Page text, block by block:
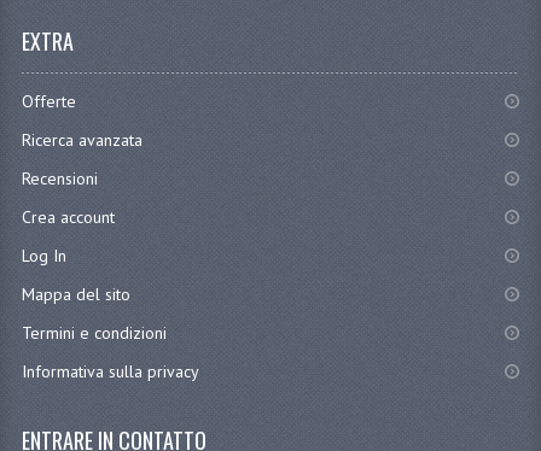
EXTRA
Offerte
Ricerca avanzata
Recensioni
Crea account
Log In
Mappa del sito
Termini e condizioni
Informativa sulla privacy
ENTRARE IN CONTATTO